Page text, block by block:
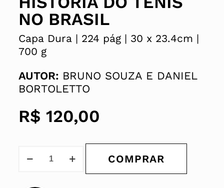
NO BRASIL
Capa Dura | 224 pág | 30 x 23.4cm |
700 g
AUTOR: BRUNO SOUZA E DANIEL
BORTOLETTO
R$ 120,00
COMPRAR